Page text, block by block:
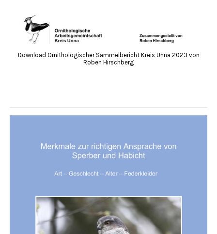
Download Ornithologischer Sammelbericht Kreis Unna 2023 von
Roben Hirschberg